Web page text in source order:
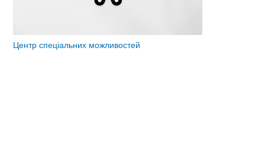
Центр спеціальних можливостей